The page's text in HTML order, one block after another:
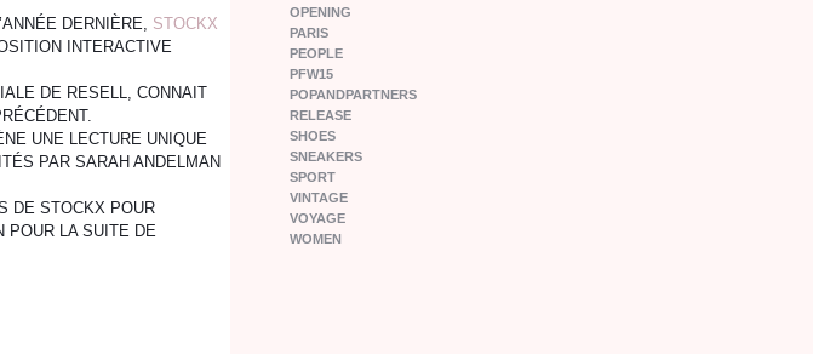
DERNIÈRE, STOCKX
INTERACTIVE
DE RESELL, CONNAIT
UNE LECTURE UNIQUE
PAR SARAH ANDELMAN
DE STOCKX POUR
POUR LA SUITE DE
OPENING
PARIS
PEOPLE
PFW15
POPANDPARTNERS
RELEASE
SHOES
SNEAKERS
SPORT
VINTAGE
VOYAGE
WOMEN